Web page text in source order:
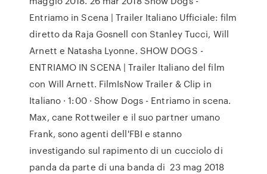
Entriamo in Scena | Trailer Italiano Ufficiale: film
diretto da Raja Gosnell con Stanley Tucci, Will
Arnett e Natasha Lyonne. SHOW DOGS -
ENTRIAMO IN SCENA | Trailer Italiano del film
con Will Arnett. FilmIsNow Trailer & Clip in
Italiano · 1:00 · Show Dogs - Entriamo in scena.
Max, cane Rottweiler e il suo partner umano
Frank, sono agenti dell'FBI e stanno
investigando sul rapimento di un cucciolo di
panda da parte di una banda di 23 mag 2018